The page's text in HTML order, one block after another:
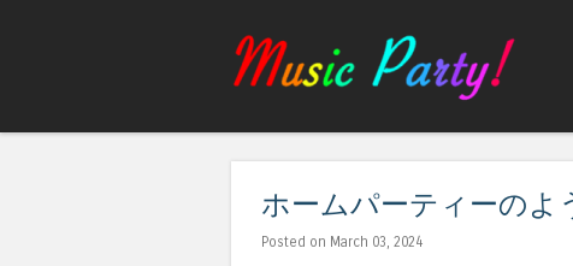
ホームパーティーのよ
Posted on March 03, 2024